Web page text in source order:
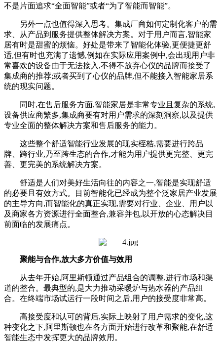
不是片面追求“全面智能”或者“为了智能而智能”。
另外一点也值得深入思考。集成厂商如何定制化客户的需
求、从产品到服务提供整体解决方案。对于用户而言,智能家
居有时是甜蜜的烦恼。好处是带来了智能化体验,更便捷更舒
适,但有时也充满了遗憾,例如在实际应用案例中,会出现用户非
常喜欢的设备由于无法接入,不得不放弃心仪的品牌而接受了
集成商的推荐;或者买到了心仪的品牌,但不能接入智能家居系
统的现实问题。
同时,在售后服务方面,智能家居是非常专业且复杂的系统,
设备供应商繁多,集成商要有对用户需求的深刻洞察,以及提供
专业全面的整体解决方案和售后服务的能力。
这些整个舒适智能行业发展的现实桎梏,需要进行跨品
牌、跨行业,乃至跨生态的合作,才能为用户提供更完整、更完
善、更完美的系统解决方案。
舒适是人们对美好生活向往的内容之一,智能是实现舒适
的必要且有效方式。目前智能化已经成为整个泛家居产业发展
的主导方向,而智能化的真正实现,需要对行业、企业、用户以
及商家各方资源进行全面整合,兼容并包,以开放的心态解决目
前面临的发展痛点。
聚能与合作,放大多方价值与效用
从去年开始,阿里斯顿通过产品组合的调整,进行市场和渠
道的整合。最典型的,是大力推动采暖炉与热水器的产品组
合。在终端市场试运行一段时间之后,用户的接受度非常高。
高接受度和认可的背后,实际上映射了用户需求的变化,这
种变化之下,阿里斯顿也在各方面开始进行改革和聚能,在舒适
智能生态中发挥更大的品牌效用。